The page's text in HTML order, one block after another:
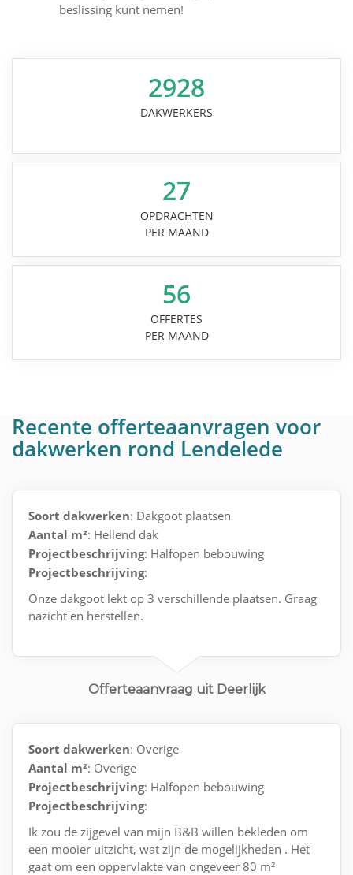
beslissing kunt nemen!
2928
DAKWERKERS
27
OPDRACHTEN
PER MAAND
56
OFFERTES
PER MAAND
Recente offerteaanvragen voor
dakwerken rond Lendelede
Soort dakwerken: Dakgoot plaatsen
Aantal m²: Hellend dak
Projectbeschrijving: Halfopen bebouwing
Projectbeschrijving:
Onze dakgoot lekt op 3 verschillende plaatsen. Graag
nazicht en herstellen.
Offerteaanvraag uit Deerlijk
Soort dakwerken: Overige
Aantal m²: Overige
Projectbeschrijving: Halfopen bebouwing
Projectbeschrijving:
Ik zou de zijgevel van mijn B&B willen bekleden om
een mooier uitzicht, wat zijn de mogelijkheden . Het
gaat om een oppervlakte van ongeveer 80 m²